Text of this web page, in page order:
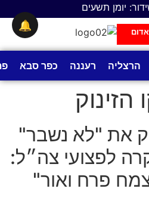
יומן תשעים
הרצליה רעננה כפר סבא
הזינוק
את "לא נשבר"
לפצועי צה״ל:
פרח ואור"
🔔